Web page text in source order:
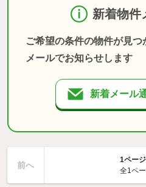
新着物件
ご希望の条件の物件が見つ
メールでお知らせします
新着メール
前へ
1ページ
全1ペ